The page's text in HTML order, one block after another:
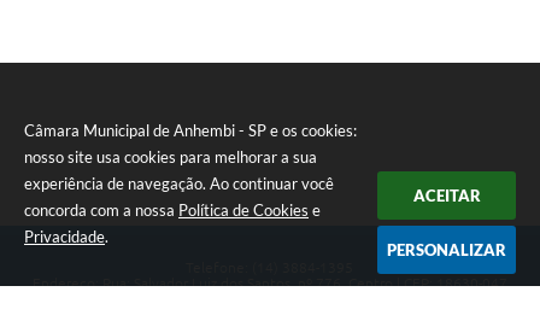
Câmara Municipal de Anhembi - SP e os cookies:
nosso site usa cookies para melhorar a sua
experiência de navegação. Ao continuar você
concorda com a nossa Política de Cookies e
Privacidade.
ACEITAR
PERSONALIZAR
Endereço: Rua: Salvador Luiz dos Santos, nº 776, Centro | CEP: 18630-047